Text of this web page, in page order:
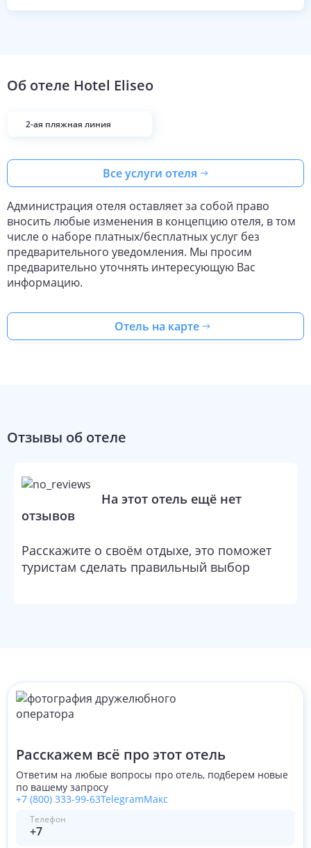
Об отеле Hotel Eliseo
2-ая пляжная линия
Все услуги отеля
Администрация отеля оставляет за собой право
вносить любые изменения в концепцию отеля, в том
числе о наборе платных/бесплатных услуг без
предварительного уведомления. Мы просим
предварительно уточнять интересующую Вас
информацию.
Отель на карте
Отзывы об отеле
На этот отель ещё нет
отзывов
Расскажите о своём отдыхе, это поможет
туристам сделать правильный выбор
Расскажем всё про этот отель
Ответим на любые вопросы про отель, подберем новые
по вашему запросу
+7 (800) 333-99-63TelegramМакс
Телефон